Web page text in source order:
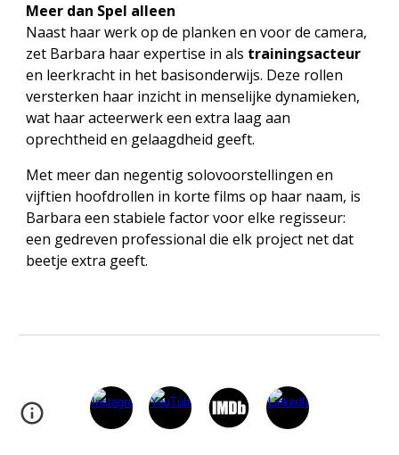
Meer dan Spel alleen
Naast haar werk op de planken en voor de camera,
zet Barbara haar expertise in als trainingsacteur
en leerkracht in het basisonderwijs. Deze rollen
versterken haar inzicht in menselijke dynamieken,
wat haar acteerwerk een extra laag aan
oprechtheid en gelaagdheid geeft.
Met meer dan negentig solovoorstellingen en
vijftien hoofdrollen in korte films op haar naam, is
Barbara een stabiele factor voor elke regisseur:
een gedreven professional die elk project net dat
beetje extra geeft.